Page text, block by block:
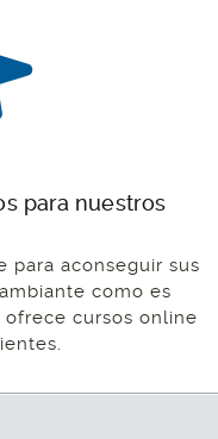
para nuestros
para aconseguir sus
como es
ofrece cursos online